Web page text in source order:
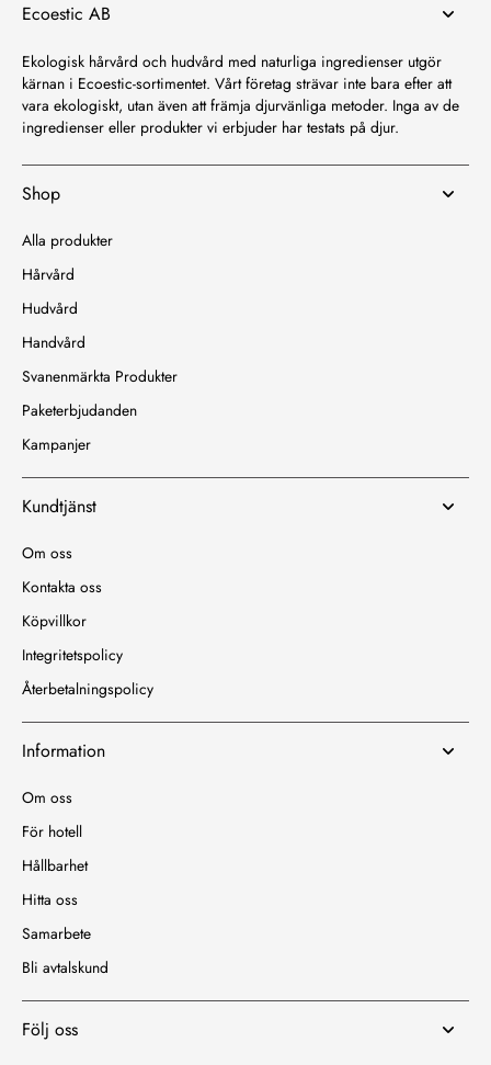
Ecoestic AB
Ekologisk hårvård och hudvård med naturliga ingredienser utgör
kärnan i Ecoestic-sortimentet. Vårt företag strävar inte bara efter att
vara ekologiskt, utan även att främja djurvänliga metoder. Inga av de
ingredienser eller produkter vi erbjuder har testats på djur.
Shop
Alla produkter
Hårvård
Hudvård
Handvård
Svanenmärkta Produkter
Paketerbjudanden
Kampanjer
Kundtjänst
Om oss
Kontakta oss
Köpvillkor
Integritetspolicy
Återbetalningspolicy
Information
Om oss
För hotell
Hållbarhet
Hitta oss
Samarbete
Bli avtalskund
Följ oss